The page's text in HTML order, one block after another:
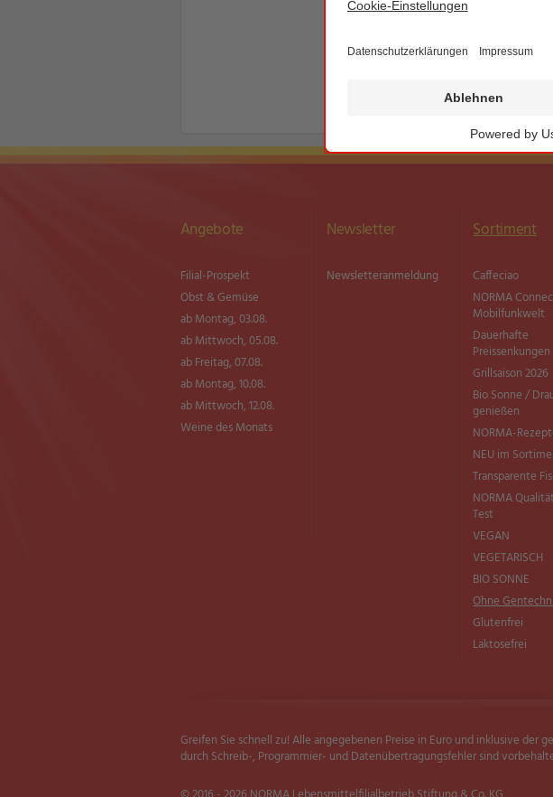
Angebote
Filial-Prospekt
Obst & Gemüse
ab Montag, 03.08.
ab Mittwoch, 05.08.
ab Freitag, 07.08.
ab Montag, 10.08.
ab Mittwoch, 12.08.
Weine des Monats
Newsletter
Newsletter­anmeldung
Sortiment
Caffeciao
NORMA
Mobilfunkwelt
Dauerhafte
Preissenkungen
Grillsaison 2026
Bio Sonne /
genießen
NORMA-
NEU im
Transparente
NORMA
Test
VEGAN
VEGETARISCH
BIO SONNE
Ohne
Glutenfrei
Laktosefrei
Greifen Sie schnell zu! Alle angegebenen Preise in Euro und inklusive der
durch Schreib-, Programmier- und Datenübertragungsfehler sind